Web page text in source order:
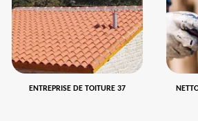
ENTREPRISE DE TOITURE 37